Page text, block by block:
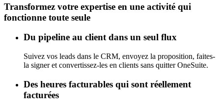
Transformez votre expertise en une activité qui
fonctionne toute seule
Du pipeline au client dans un seul flux
Suivez vos leads dans le CRM, envoyez la proposition, faites-
la signer et convertissez-les en clients sans quitter OneSuite.
Des heures facturables qui sont réellement
facturées